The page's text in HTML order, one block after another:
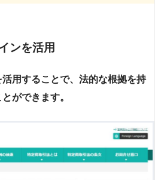
ンを活用
用することで、法的な根拠を持
ができます。